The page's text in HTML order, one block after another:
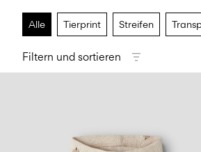
Alle Tierprint Streifen
Filtern und sortieren